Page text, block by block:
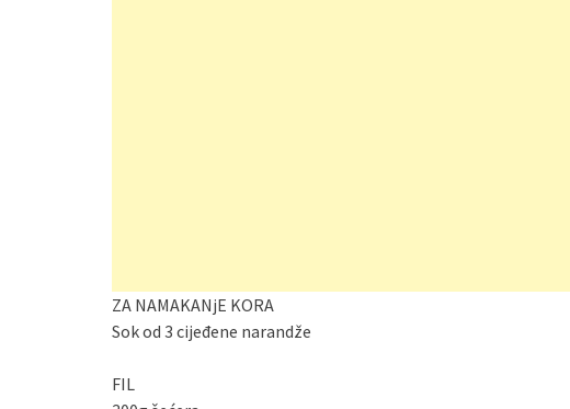
ZA NAMAKANjE KORA
Sok od 3 cijeđene narandže
FIL